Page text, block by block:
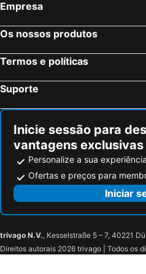
Draguignan, bed and breakfasts
Reillane, bed and breakfasts
La Motte, bed and breakfasts
Empresa
Os nossos produtos
Termos e políticas
Suporte
Inicie sessão para
vantagens
Personalize a sua experiência
Ofertas e preços para
Iniciar
trivago N.V., Kesselstraße 5 – 7, 40221
Direitos autorais 2026 trivago | Todos os